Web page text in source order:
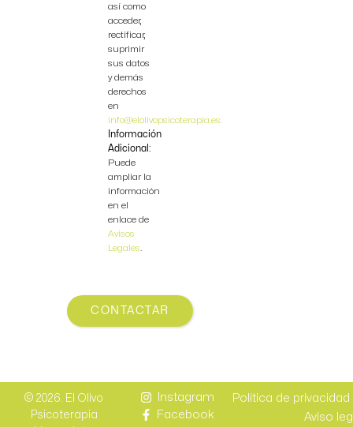
así como
acceder,
rectificar,
suprimir
sus datos
y demás
derechos
en
info@elolivopsicoterapia.es.
Información
Adicional:
Puede
ampliar la
información
en el
enlace de
Avisos
Legales
CONTACTAR
© 2026. El Olivo
Psicoterapia
Instagram
Facebook
Política de privacidad
Aviso